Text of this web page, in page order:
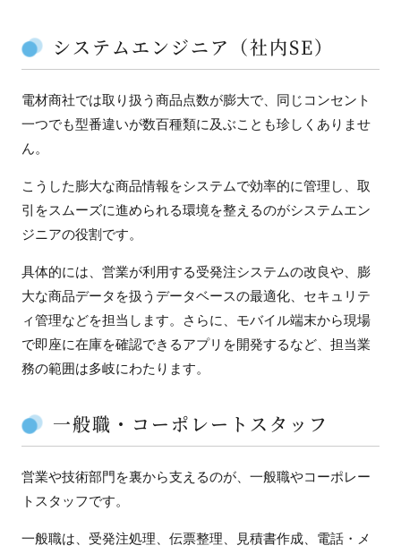
システムエンジニア（社内SE）
電材商社では取り扱う商品点数が膨大で、同じコンセント
一つでも型番違いが数百種類に及ぶことも珍しくありませ
ん。
こうした膨大な商品情報をシステムで効率的に管理し、取
引をスムーズに進められる環境を整えるのがシステムエン
ジニアの役割です。
具体的には、営業が利用する受発注システムの改良や、膨
大な商品データを扱うデータベースの最適化、セキュリテ
ィ管理などを担当します。さらに、モバイル端末から現場
で即座に在庫を確認できるアプリを開発するなど、担当業
務の範囲は多岐にわたります。
一般職・コーポレートスタッフ
営業や技術部門を裏から支えるのが、一般職やコーポレー
トスタッフです。
一般職は、受発注処理、伝票整理、見積書作成、電話・メ